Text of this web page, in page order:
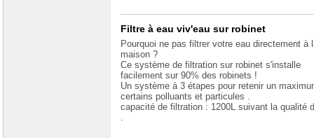
Filtre à eau viv'eau sur robinet
Pourquoi ne pas filtrer votre eau directement à
maison ?
Ce système de filtration sur robinet s'installe
facilement sur 90% des robinets !
Un système à 3 étapes pour retenir un
certains polluants et particules .
capacité de filtration : 1200L suivant la qualité
.